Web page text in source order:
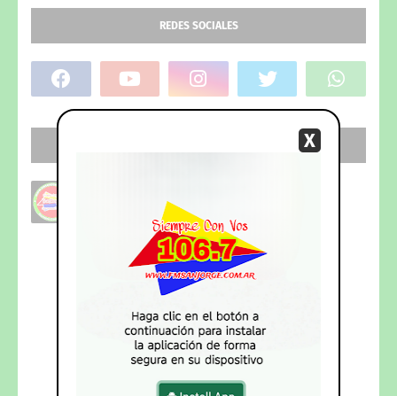
REDES SOCIALES
X